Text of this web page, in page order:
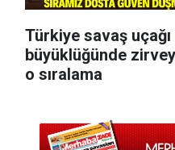
Türkiye savaş
büyüklüğünde
o sıralama